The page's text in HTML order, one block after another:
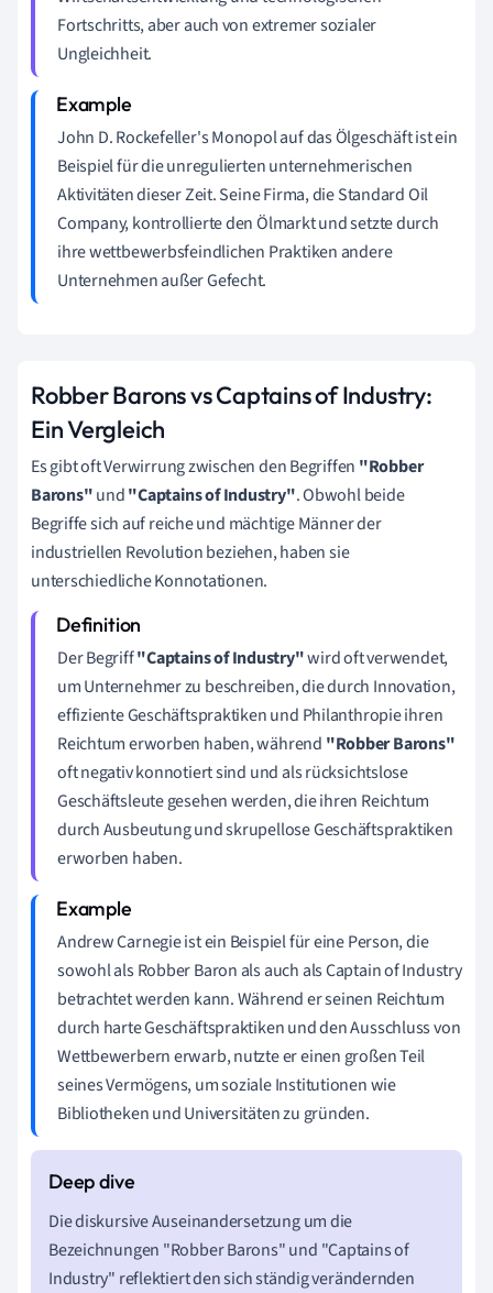
Fortschritts, aber auch von extremer sozialer
Ungleichheit.
John D. Rockefeller's Monopol auf das Ölgeschäft ist ein
Beispiel für die unregulierten unternehmerischen
Aktivitäten dieser Zeit. Seine Firma, die Standard Oil
Company, kontrollierte den Ölmarkt und setzte durch
ihre wettbewerbsfeindlichen Praktiken andere
Unternehmen außer Gefecht.
Robber Barons vs Captains of Industry:
Ein Vergleich
Es gibt oft Verwirrung zwischen den Begriffen "Robber
Barons"und"Captains of Industry". Obwohl beide
Begriffe sich auf reiche und mächtige Männer der
industriellen Revolution beziehen, haben sie
unterschiedliche Konnotationen.
Der Begriff"Captains of Industry"wird oft verwendet,
um Unternehmer zu beschreiben, die durch Innovation,
effiziente Geschäftspraktiken und Philanthropie ihren
Reichtum erworben haben, während "Robber Barons"
oft negativ konnotiert sind und als rücksichtslose
Geschäftsleute gesehen werden, die ihren Reichtum
durch Ausbeutung und skrupellose Geschäftspraktiken
erworben haben.
Andrew Carnegie ist ein Beispiel für eine Person, die
sowohl als Robber Baron als auch als Captain of Industry
betrachtet werden kann. Während er seinen Reichtum
durch harte Geschäftspraktiken und den Ausschluss von
Wettbewerbern erwarb, nutzte er einen großen Teil
seines Vermögens, um soziale Institutionen wie
Bibliotheken und Universitäten zu gründen.
Die diskursive Auseinandersetzung um die
Bezeichnungen "Robber Barons" und "Captains of
Industry" reflektiert den sich ständig verändernden